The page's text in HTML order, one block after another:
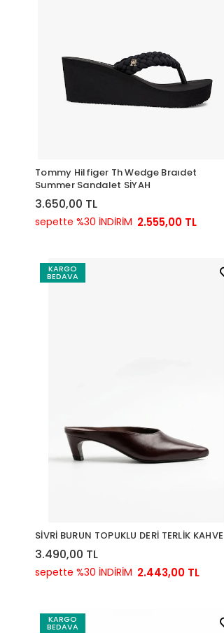
Tommy Hilfiger Th Wedge Braıdet
Summer Sandalet SİYAH
3.650,00 TL
sepette %30 İNDİRİM 2.555,00 TL
KARGO
BEDAVA
SİVRİ BURUN TOPUKLU DERİ TERLİK KAHVE
3.490,00 TL
sepette %30 İNDİRİM 2.443,00 TL
KARGO
BEDAVA